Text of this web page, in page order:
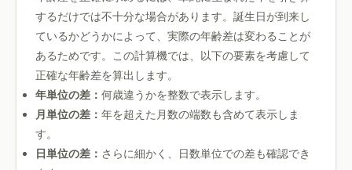
するだけでは不十分な場合があります。誕生日が到来し
ているかどうかによって、実際の年齢差は変わることが
あるためです。この計算機では、以下の要素を考慮して
正確な年齢差を算出します。
年単位の差： 何歳違うかを整数で表示します。
月単位の差： 年を超えた月数の端数も含めて表示しま
す。
日単位の差： さらに細かく、日数単位での差も確認でき